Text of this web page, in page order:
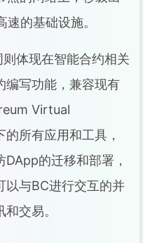
的基础设施。
体现在智能合约相关
编写功能，兼容现有
Virtual
所有应用和工具，
的迁移和部署，
以与BC进行交互的并
交易。